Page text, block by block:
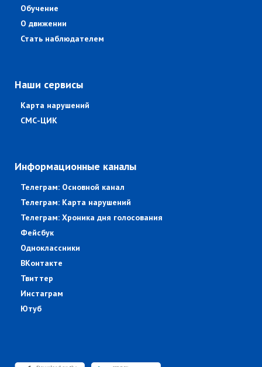
Обучение
О движении
Стать наблюдателем
Наши сервисы
Карта нарушений
СМС-ЦИК
Информационные каналы
Телеграм: Основной канал
Телеграм: Карта нарушений
Телеграм: Хроника дня голосования
Фейсбук
Одноклассники
ВКонтакте
Твиттер
Инстаграм
Ютуб